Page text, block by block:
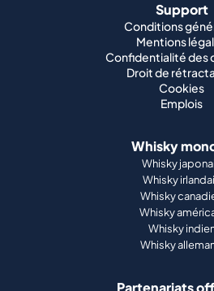
Support
Conditions
Mentions
Confidentialité des
Droit de
Cookies
Emplois
Whisky
Whisky
Whisky
Whisky
Whisky
Whisky
Whisky
Partenariats